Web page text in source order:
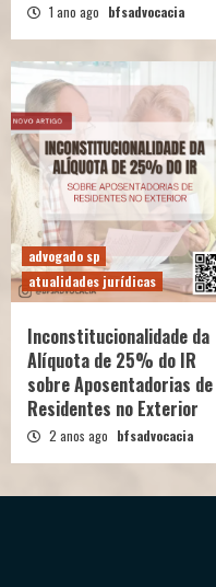
1 ano ago bfsadvocacia
advogado sp
atualidades jurídicas
Inconstitucionalidade da
Alíquota de 25% do IR
sobre Aposentadorias de
Residentes no Exterior
2 anos ago bfsadvocacia